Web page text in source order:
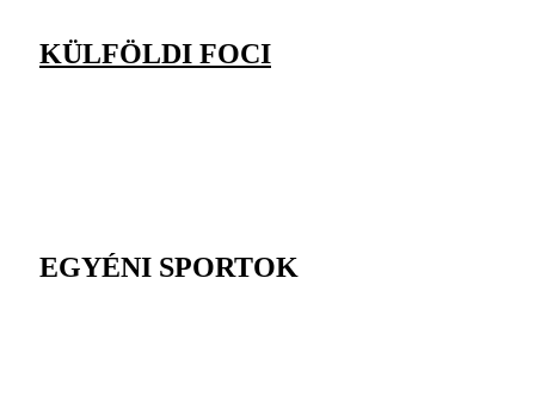
KÜLFÖLDI FOCI
EGYÉNI SPORTOK